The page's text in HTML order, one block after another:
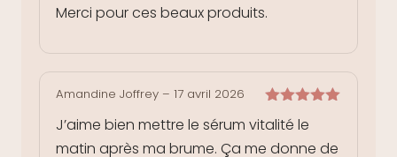
Merci pour ces beaux produits.
5
Amandine Joffrey – 17 avril 2026
J’aime bien mettre le sérum vitalité le
matin après ma brume. Ça me donne de